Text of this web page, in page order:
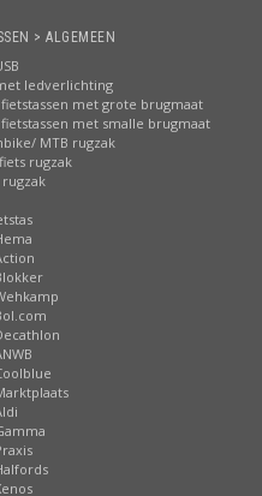
> ALGEMEEN
ledverlichting
met grote brugmaat
met smalle brugmaat
MTB rugzak
rugzak